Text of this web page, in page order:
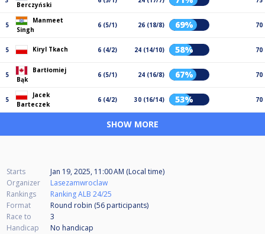
Berczyński
5
Manmeet
Singh
6 (5/1) 26 (18/8) 69% 70
5 Kiryl Tkach 6 (4/2) 24 (14/10) 58% 70
5
Bartłomiej
Bąk
6 (5/1) 24 (16/8) 67% 70
5
Jacek
Barteczek
6 (4/2) 30 (16/14) 53% 70
SHOW MORE
Starts
Jan 19, 2025, 11:00 AM (Local time)
Organizer
Lasezamwroclaw
Rankings
Ranking ALB 24/25
Format
Round robin (56 participants)
Race to
3
Handicap
No handicap